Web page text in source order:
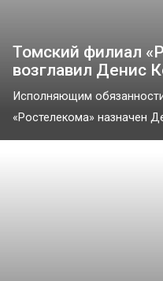
Томский филиал
возглавил Денис
Исполняющим
«Ростелекома» назначен